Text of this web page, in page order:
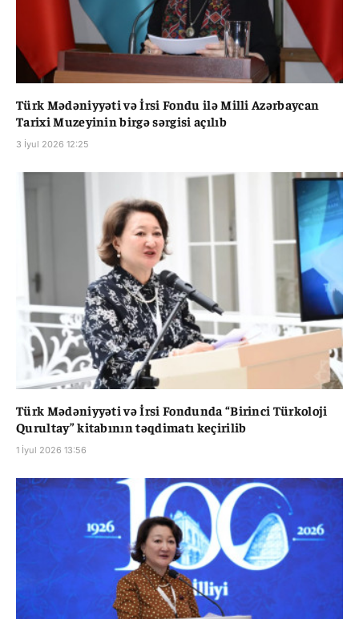
Türk Mədəniyyəti və İrsi Fondu ilə Milli Azərbaycan
Tarixi Muzeyinin birgə sərgisi açılıb
3 İyul 2026 12:25
Türk Mədəniyyəti və İrsi Fondunda “Birinci Türkoloji
Qurultay” kitabının təqdimatı keçirilib
1 İyul 2026 13:56